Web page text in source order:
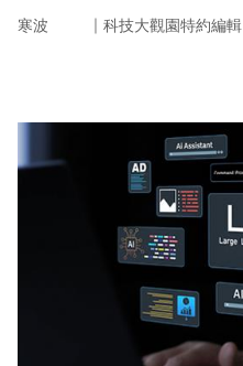
寒波 ｜ 科技大觀園特約編輯